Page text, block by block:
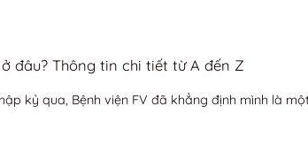
đâu? Thông tin chi tiết từ A đến Z
kỷ qua, Bệnh viện FV đã khẳng định mình là